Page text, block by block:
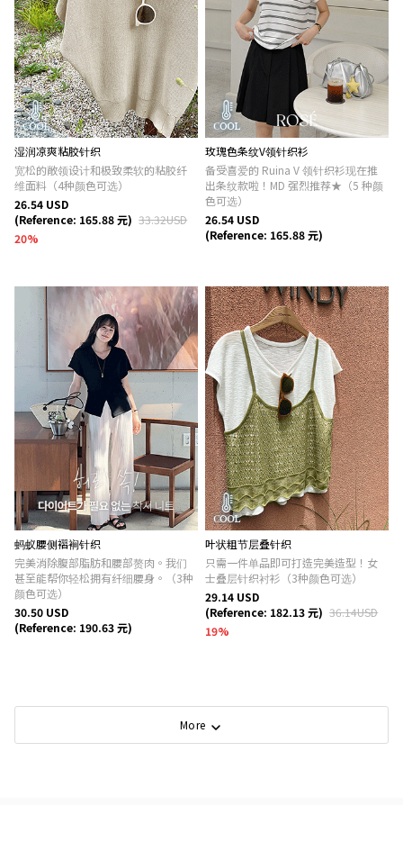
湿润凉爽粘胶针织
宽松的敞领设计和极致柔软的粘胶纤
维面料（4种颜色可选）
26.54 USD
(Reference: 165.88 元) 33.32USD
20%
玫瑰色条纹V领针织衫
备受喜爱的 Ruina V 领针织衫现在推
出条纹款啦！MD 强烈推荐★（5 种颜
色可选）
26.54 USD
(Reference: 165.88 元)
蚂蚁腰侧褶裥针织
完美消除腹部脂肪和腰部赘肉。我们
甚至能帮你轻松拥有纤细腰身。（3种
颜色可选）
30.50 USD
(Reference: 190.63 元)
叶状粗节层叠针织
只需一件单品即可打造完美造型！女
士叠层针织衬衫（3种颜色可选）
29.14 USD
(Reference: 182.13 元) 36.14USD
19%
More